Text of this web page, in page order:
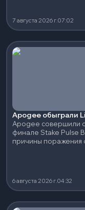
7 августа 2026 г.07:02
Apogee обыграли
Apogee совершили
финале Stake Pulse
причины поражения
6 августа 2026 г.04:32